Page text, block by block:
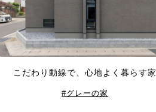
こだわり動線で、心地よく暮らす家
グレーの家